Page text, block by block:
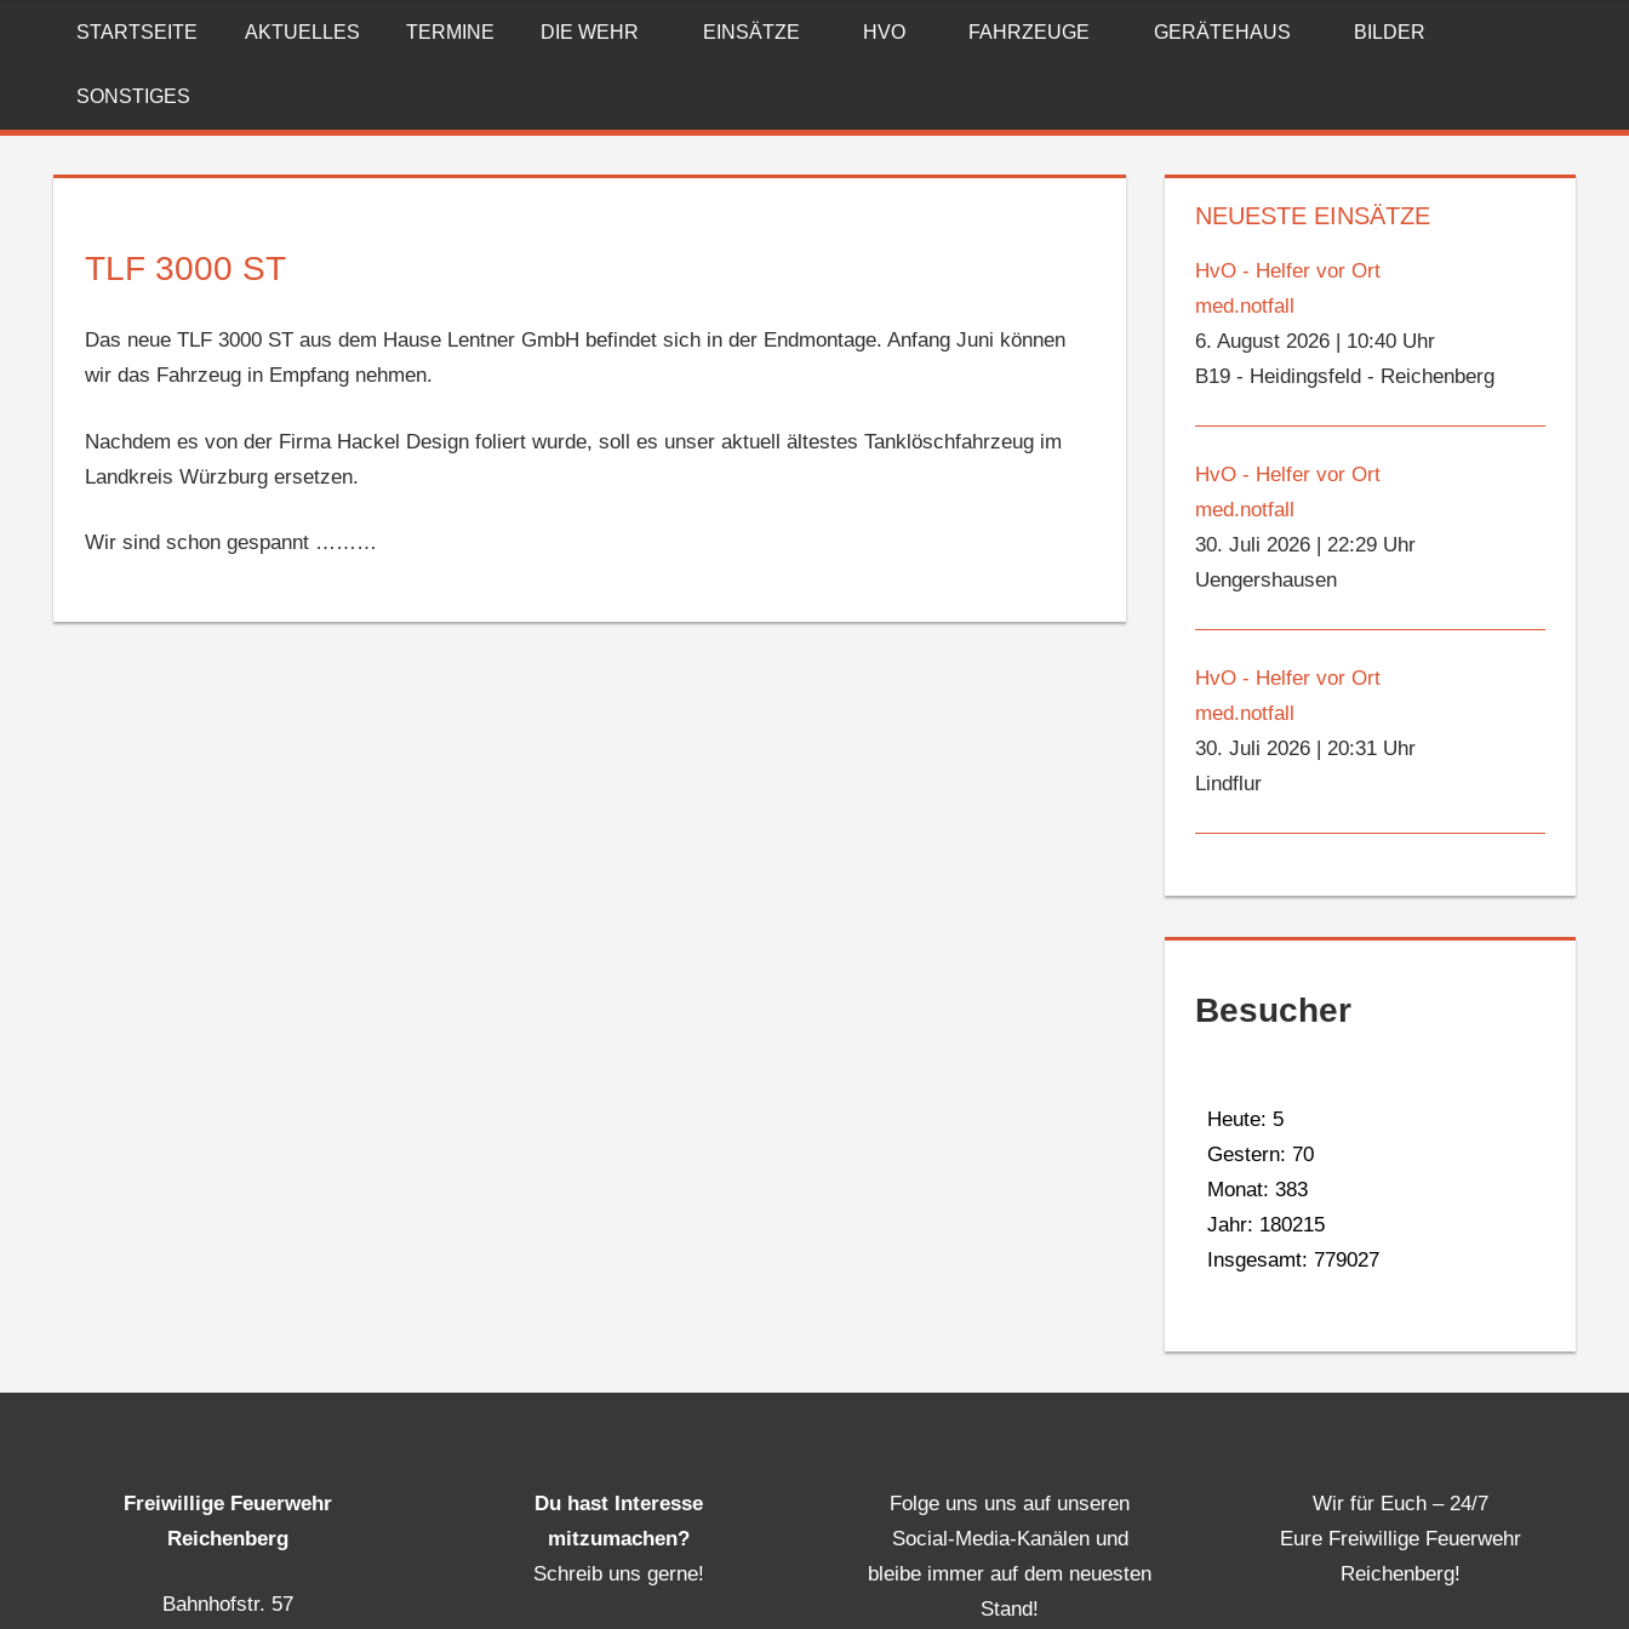
FREIWILLIGE
FEUERWEHR
REICHENBERG
STARTSEITE AKTUELLES TERMINE DIE WEHR EINSÄTZE HVO FAHRZEUGE GERÄTEHAUS BILDER
SONSTIGES
TLF 3000 ST
Das neue TLF 3000 ST aus dem Hause Lentner GmbH befindet sich in der Endmontage. Anfang Juni können
wir das Fahrzeug in Empfang nehmen.
Nachdem es von der Firma Hackel Design foliert wurde, soll es unser aktuell ältestes Tanklöschfahrzeug im
Landkreis Würzburg ersetzen.
Wir sind schon gespannt ………
NEUESTE EINSÄTZE
HvO - Helfer vor Ort
med.notfall
6. August 2026
10:40 Uhr
B19 - Heidingsfeld - Reichenberg
HvO - Helfer vor Ort
med.notfall
30. Juli 2026 |22:29 Uhr
Uengershausen
HvO - Helfer vor Ort
med.notfall
30. Juli 2026 |20:31 Uhr
Lindflur
Besucher
Heute: 5
Gestern: 70
Monat: 383
Jahr: 180215
Insgesamt: 779027
Freiwillige Feuerwehr
Reichenberg
Bahnhofstr. 57
Du hast Interesse
mitzumachen?
Schreib uns gerne!
Folge uns uns auf unseren
Social-Media-Kanälen und
bleibe immer auf dem neuesten
Stand!
Wir für Euch – 24/7
Eure Freiwillige Feuerwehr
Reichenberg!